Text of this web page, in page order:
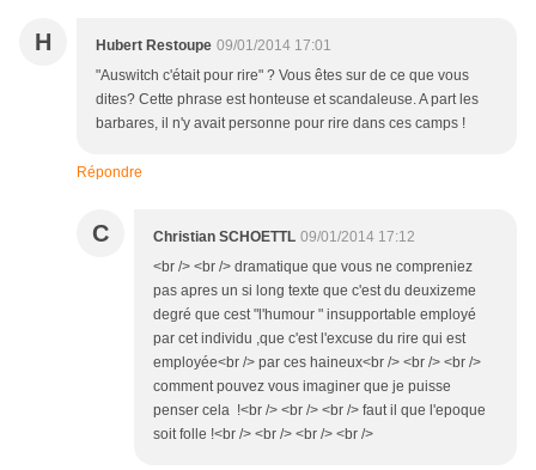
H Hubert Restoupe 09/01/2014 17:01
"Auswitch c'était pour rire" ? Vous êtes sur de ce que vous
dites? Cette phrase est honteuse et scandaleuse. A part les
barbares, il n'y avait personne pour rire dans ces camps !
Répondre
C Christian SCHOETTL 09/01/2014 17:12
<br /> <br /> dramatique que vous ne compreniez
pas apres un si long texte que c'est du deuxizeme
degré que cest "l'humour " insupportable employé
par cet individu ,que c'est l'excuse du rire qui est
employée<br /> par ces haineux<br /> <br /> <br />
comment pouvez vous imaginer que je puisse
penser cela !<br /> <br /> <br /> faut il que l'epoque
soit folle !<br /> <br /> <br /> <br />